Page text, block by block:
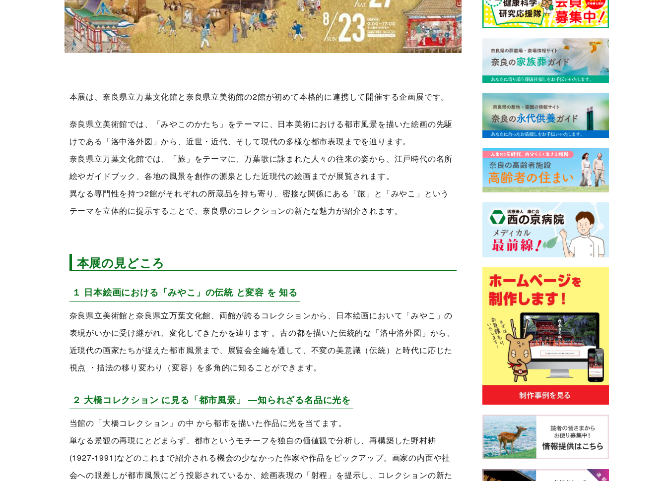
本展は、奈良県立万葉文化館と奈良県立美術館の2館が初めて本格的に連携して開催する企画展です。
奈良県立美術館では、「みやこのかたち」をテーマに、日本美術における都市風景を描いた絵画の先駆
けである「洛中洛外図」から、近世・近代、そして現代の多様な都市表現までを辿ります。
奈良県立万葉文化館では、「旅」をテーマに、万葉歌に詠まれた人々の往来の姿から、江戸時代の名所
絵やガイドブック、各地の風景を創作の源泉とした近現代の絵画までが展覧されます。
異なる専門性を持つ2館がそれぞれの所蔵品を持ち寄り、密接な関係にある「旅」と「みやこ」という
テーマを立体的に提示することで、奈良県のコレクションの新たな魅力が紹介されます。
本展の見どころ
１ 日本絵画における「みやこ」の伝統 と変容 を 知る
奈良県立美術館と奈良県立万葉文化館、両館が誇るコレクションから、日本絵画において「みやこ」の
表現がいかに受け継がれ、変化してきたかを辿ります 。古の都を描いた伝統的な「洛中洛外図」から、
近現代の画家たちが捉えた都市風景まで、展覧会全編を通して、不変の美意識（伝統）と時代に応じた
視点 ・描法の移り変わり（変容）を多角的に知ることができます。
２ 大橋コレクション に見る「都市風景」 ―知られざる名品に光を
当館の「大橋コレクション」の中 から都市を描いた作品に光を当てます。
単なる景観の再現にとどまらず、都市というモチーフを独自の価値観で分析し、再構築した野村耕
(1927-1991)などのこれまで紹介される機会の少なかった作家や作品をピックアップ。画家の内面や社
会への眼差しが都市風景にどう投影されているか、絵画表現の「射程」を提示し、コレクションの新た